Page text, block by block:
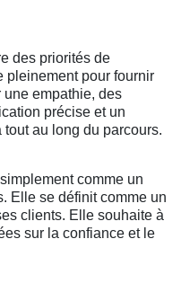
des priorités de
pleinement pour fournir
empathie, des
précise et un
au long du parcours.
comme un
Elle se définit comme un
clients. Elle souhaite à
sur la confiance et le